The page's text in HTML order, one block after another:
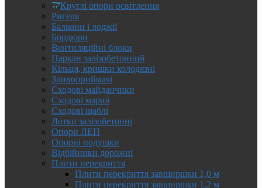
Круглі опори освітлення
Ригеля
Балкони і лоджії
Бордюри
Вентиляційні блоки
Паркан залізобетонний
Кільця, кришки колодязні
Зливоприймачі
Сходові майданчики
Сходові марші
Сходові щаблі
Лотки залізобетонні
Опори ЛЕП
Опорні подушки
Відбійники дорожні
Плити перекриття
Плити перекриття завширшки 1,0 м
Плити перекриття завширшки 1,2 м